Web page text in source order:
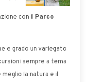
con il Parco
e grado un variegato
sempre a tema
la natura e il